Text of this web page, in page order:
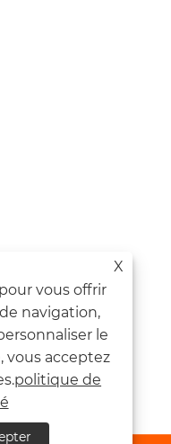
X
vous offrir
navigation,
le
vous acceptez
politique de